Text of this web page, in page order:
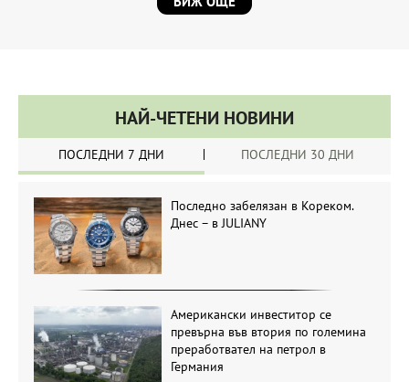
НАЙ-ЧЕТЕНИ НОВИНИ
ПОСЛЕДНИ 7 ДНИ ПОСЛЕДНИ 30 ДНИ
Последно забелязан в Кореком.
Днес – в JULIANY
Американски инвеститор се
превърна във втория по големина
преработвател на петрол в
Германия